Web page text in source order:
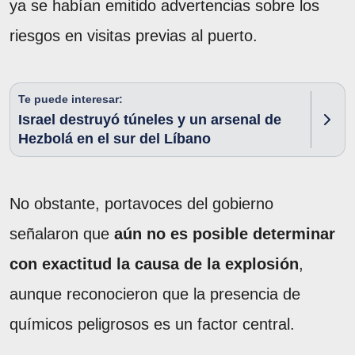
ya se habían emitido advertencias sobre los
riesgos en visitas previas al puerto.
Te puede interesar:
Israel destruyó túneles y un arsenal de
Hezbolá en el sur del Líbano
No obstante, portavoces del gobierno
señalaron que aún no es posible determinar
con exactitud la causa de la explosión,
aunque reconocieron que la presencia de
químicos peligrosos es un factor central.